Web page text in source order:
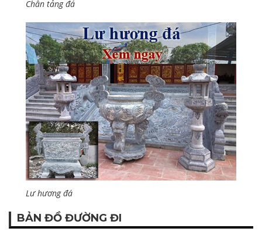
Chân tảng đá
Lư hương đá
BẢN ĐỒ ĐƯỜNG ĐI